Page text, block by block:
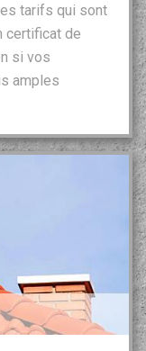
tarifs qui sont
certificat de
si vos
amples